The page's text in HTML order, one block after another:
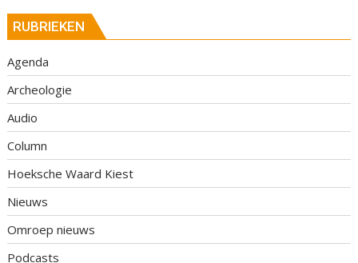
RUBRIEKEN
Agenda
Archeologie
Audio
Column
Hoeksche Waard Kiest
Nieuws
Omroep nieuws
Podcasts